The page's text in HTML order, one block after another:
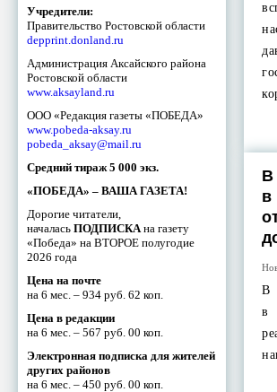
Учредители:
Правительство Ростовской области
depprint.donland.ru
Администрация Аксайского района
Ростовской области
www.aksayland.ru
ООО «Редакция газеты «ПОБЕДА»
www.pobeda-aksay.ru
pobeda_aksay@mail.ru
Средний тираж 5 000 экз.
«ПОБЕДА» – ВАША ГАЗЕТА!
Дорогие читатели,
началась ПОДПИСКА на газету
«Победа» на ВТОРОЕ полугодие
2026 года
Цена на почте
на 6 мес. – 934 руб. 62 коп.
Цена в редакции
на 6 мес. – 567 руб. 00 коп.
Электронная подписка для жителей
других районов
на 6 мес. – 450 руб. 00 коп.
В
в
В
в